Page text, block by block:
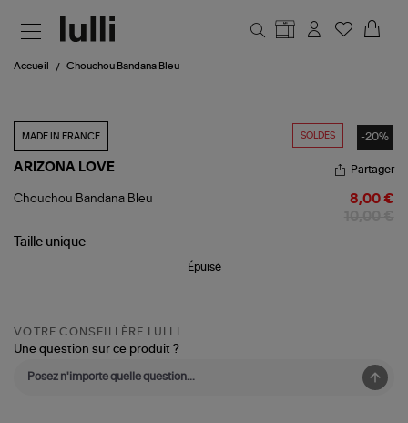
Accueil Chouchou Bandana Bleu
SOLDES -20%
MADE IN FRANCE
ARIZONA LOVE
Chouchou
Partager
Chouchou Bandana Bleu 8,00 €
Taille unique
Épuisé
VOTRE CONSEILLÈRE LULLI
Une question sur ce produit ?